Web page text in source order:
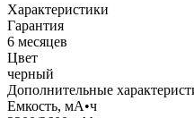
Характеристики
Гарантия
6 месяцев
Цвет
черный
Дополнительные
Емкость, мА•ч